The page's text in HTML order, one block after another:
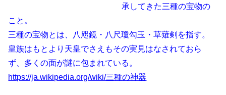
承してきた三種の宝物の
こと。
三種の宝物とは、八咫鏡・八尺瓊勾玉・草薙剣を指す。
皇族はもとより天皇でさえもその実見はなされておら
ず、多くの面が謎に包まれている。
https://ja.wikipedia.org/wiki/三種の神器